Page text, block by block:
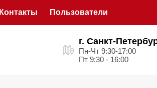
Контакты Пользователи
г. Санкт-
Пн-Чт 9:30-17:00
Пт 9:30 - 16:00